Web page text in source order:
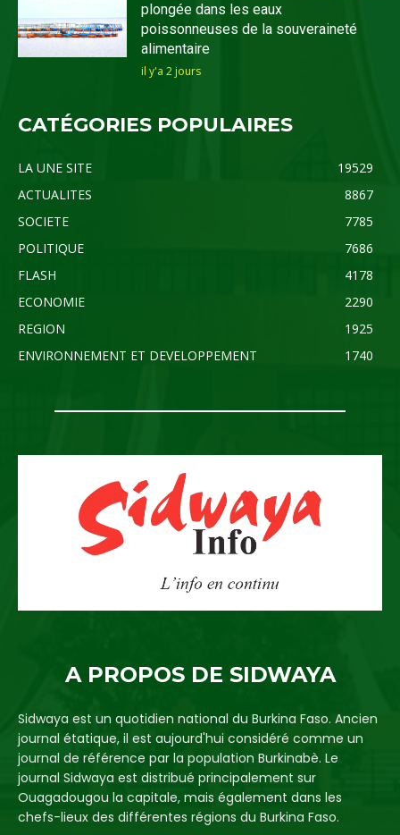
plongée dans les eaux
poissonneuses de la souveraineté
alimentaire
il y'a 2 jours
CATÉGORIES POPULAIRES
LA UNE SITE
19529
ACTUALITES
8867
SOCIETE
7785
POLITIQUE
7686
FLASH
4178
ECONOMIE
2290
REGION
1925
ENVIRONNEMENT ET DEVELOPPEMENT
1740
A PROPOS DE SIDWAYA
Sidwaya est un quotidien national du Burkina Faso. Ancien
journal étatique, il est aujourd'hui considéré comme un
journal de référence par la population Burkinabè. Le
journal Sidwaya est distribué principalement sur
Ouagadougou la capitale, mais également dans les
chefs-lieux des différentes régions du Burkina Faso.